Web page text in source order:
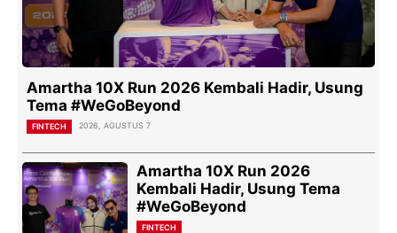
Amartha 10X Run 2026 Kembali Hadir, Usung
Tema #WeGoBeyond
FINTECH 2026, AGUSTUS 7
Amartha 10X Run 2026
Kembali Hadir, Usung Tema
#WeGoBeyond
FINTECH